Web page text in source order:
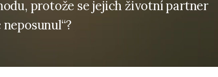
protože se jejich životní partner
neposunul“?